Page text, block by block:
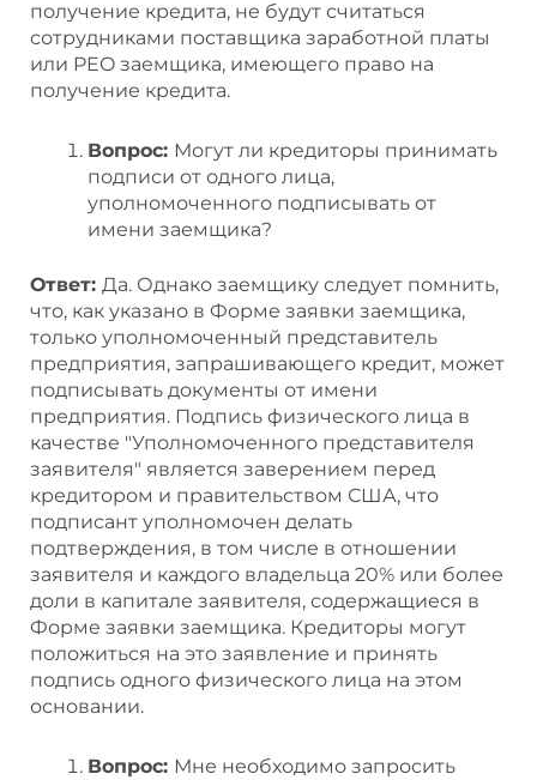
получение кредита, не будут считаться
сотрудниками поставщика заработной платы
или PEO заемщика, имеющего право на
получение кредита.
Вопрос: Могут ли кредиторы принимать
подписи от одного лица,
уполномоченного подписывать от
имени заемщика?
Ответ: Да. Однако заемщику следует помнить,
что, как указано в Форме заявки заемщика,
только уполномоченный представитель
предприятия, запрашивающего кредит, может
подписывать документы от имени
предприятия. Подпись физического лица в
качестве "Уполномоченного представителя
заявителя" является заверением перед
кредитором и правительством США, что
подписант уполномочен делать
подтверждения, в том числе в отношении
заявителя и каждого владельца 20% или более
доли в капитале заявителя, содержащиеся в
Форме заявки заемщика. Кредиторы могут
положиться на это заявление и принять
подпись одного физического лица на этом
основании.
Вопрос: Мне необходимо запросить